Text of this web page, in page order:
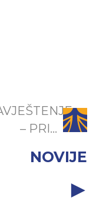
– PRI...
NOVIJE